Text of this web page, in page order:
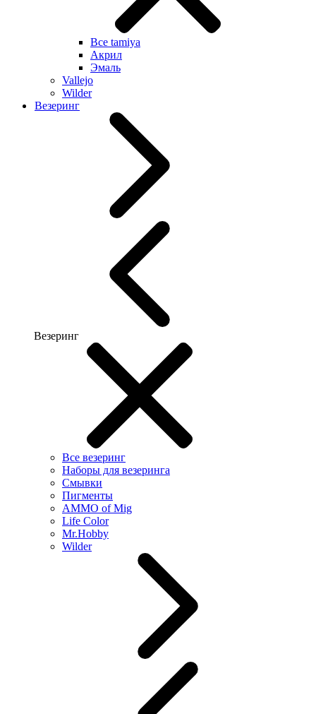
Все tamiya
Акрил
Эмаль
Vallejo
Wilder
Везеринг
Везеринг
Все везеринг
Наборы для везеринга
Смывки
Пигменты
AMMO of Mig
Life Color
Mr.Hobby
Wilder